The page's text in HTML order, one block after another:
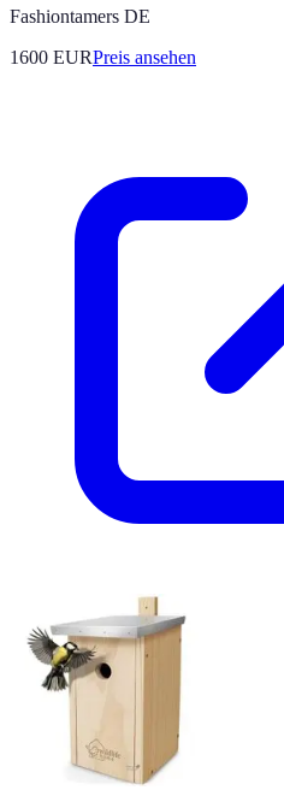
Fashiontamers DE
1600 EURPreis ansehen